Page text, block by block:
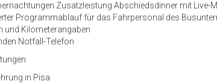
Zusatzleistung Abschiedsdinner mit Live-
Programmablauf für das Fahrpersonal des
und Kilometerangaben
Notfall-Telefon
in Pisa